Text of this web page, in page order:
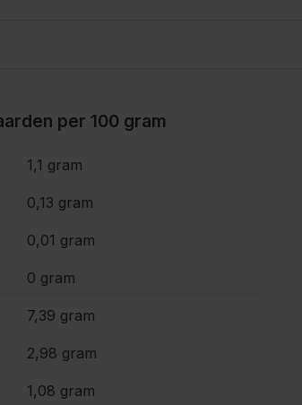
per 100 gram
1,1 gram
0,13 gram
0,01 gram
0 gram
7,39 gram
2,98 gram
1,08 gram